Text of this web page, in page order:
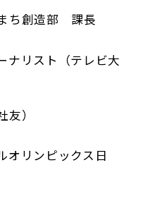
課長
スト（テレビ大
リンピックス日